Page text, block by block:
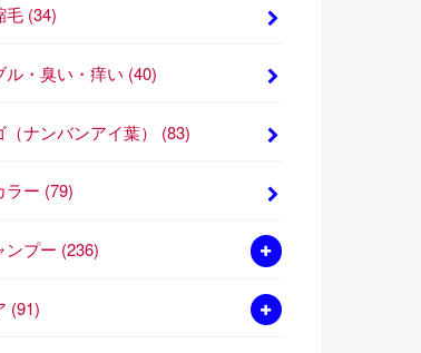
毛 (34)
ル・臭い・痒い (40)
ナンバンアイ葉） (83)
ラー (79)
ンプー (236)
(91)